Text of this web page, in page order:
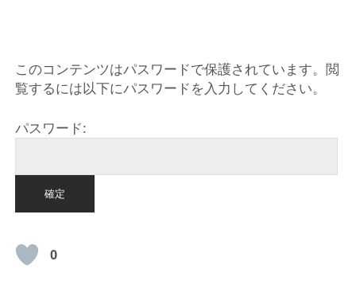
このコンテンツはパスワードで保護されています。閲
覧するには以下にパスワードを入力してください。
パスワード:
0